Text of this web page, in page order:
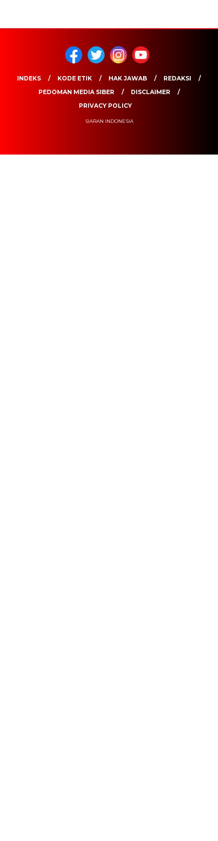
INDEKS KODE ETIK HAK JAWAB
REDAKSI
PEDOMAN MEDIA SIBER
DISCLAIMER
PRIVACY POLICY
SIARAN INDONESIA